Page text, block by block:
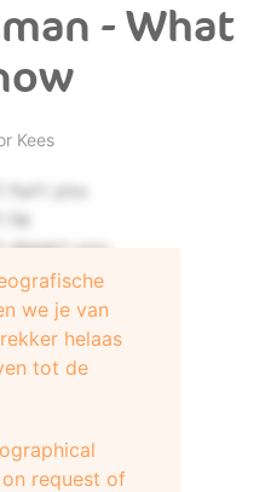
- What
Kees
hurt you
lie
desert you
goodbye
hurt you
lie
you
you cry
we je van
helaas
tot de
request of